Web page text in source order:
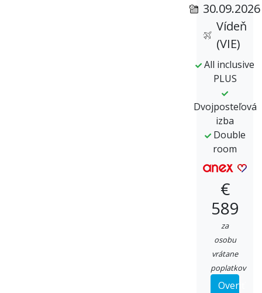
30.09.2026
Vídeň
(VIE)
All inclusive
PLUS
Dvojposteľová
izba
Double
room
€
589
za
osobu
vrátane
poplatkov
Overiť